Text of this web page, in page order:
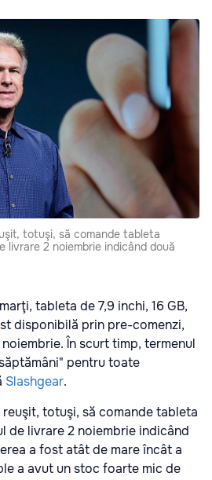
totuşi, să comande tableta
livrare 2 noiembrie indicând două
tableta de 7,9 inchi, 16 GB,
disponibilă prin pre-comenzi,
În scurt timp, termenul
pentru toate
Slashgear.
reuşit, totuşi, să comande tableta
de livrare 2 noiembrie indicând
a fost atât de mare încât a
a avut un stoc foarte mic de